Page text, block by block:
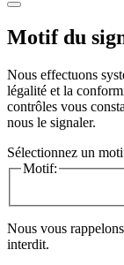
Motif du
Nous effectuons
légalité et la
contrôles vous
nous le signaler.
Sélectionnez un
Motif:
Nous vous
interdit.